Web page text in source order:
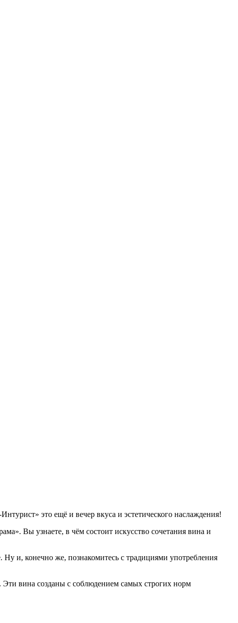
это ещё и вечер вкуса и эстетического наслаждения!
Вы узнаете, в чём состоит искусство сочетания вина и
и, конечно же, познакомитесь с традициями употребления
Эти вина созданы с соблюдением самых строгих норм